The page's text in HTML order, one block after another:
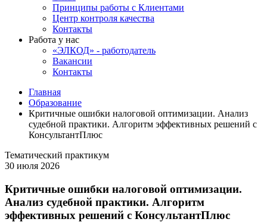
Принципы работы с Клиентами
Центр контроля качества
Контакты
Работа у нас
«ЭЛКОД» - работодатель
Вакансии
Контакты
Главная
Образование
Критичные ошибки налоговой оптимизации. Анализ
судебной практики. Алгоритм эффективных решений с
КонсультантПлюс
Тематический практикум
30 июля 2026
Критичные ошибки налоговой оптимизации.
Анализ судебной практики. Алгоритм
эффективных решений с КонсультантПлюс